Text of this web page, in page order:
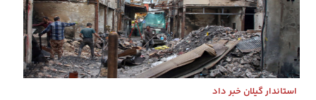
استاندار گیلان خبر داد